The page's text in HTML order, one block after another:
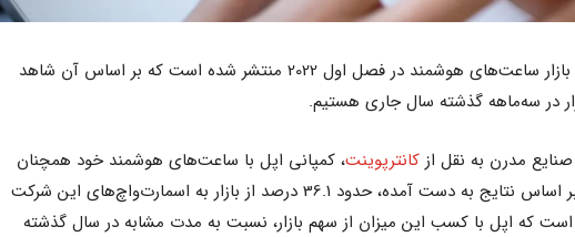
اخیراً آماری از وضعیت بازار ساعت‌های هوشمند در فصل اول 2022 منتشر شده است که بر اساس آن شاهد
مدرن به نقل از کانترپوینت، کمپانی اپل با ساعت‌های هوشمند خود همچنان
یکه‌تاز این بازار است. بر اساس نتایج به‌ دست آمده، حدود 36.1 درصد از بازار به اسمارت‌واچ‌های این شرکت
که اپل با کسب این میزان از سهم بازار، نسبت به مدت مشابه در سال گذشته